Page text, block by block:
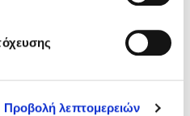
Προβολή λεπτομερειών